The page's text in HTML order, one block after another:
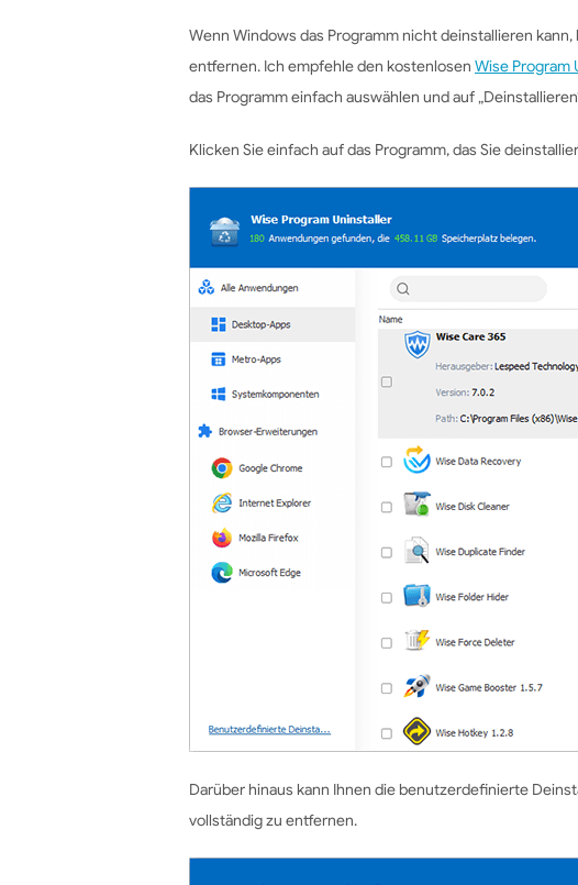
Wenn Windows das Programm nicht deinstallieren
entfernen. Ich empfehle den kostenlosen Wise Program
das Programm einfach auswählen und auf
Klicken Sie einfach auf das Programm, das Sie
Darüber hinaus kann Ihnen die benutzerdefinierte
vollständig zu entfernen.